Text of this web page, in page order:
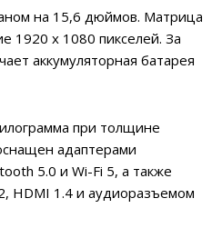
на 15,6 дюймов. Матрица
1920 х 1080 пикселей. За
аккумуляторная батарея
при толщине
адаптерами
5.0 и Wi-Fi 5, а также
HDMI 1.4 и аудиоразъемом